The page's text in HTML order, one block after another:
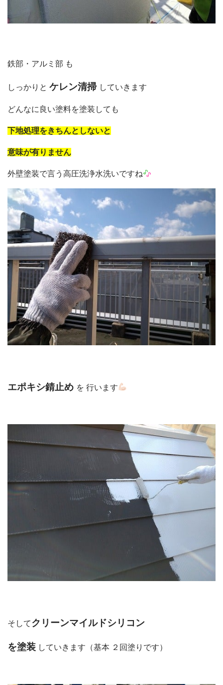
鉄部・アルミ部 も
しっかりと ケレン清掃 していきます
どんなに良い塗料を塗装しても
下地処理をきちんとしないと
意味が有りません
外壁塗装で言う高圧洗浄水洗いですね
エポキシ錆止め を 行います
そしてクリーンマイルドシリコン
を塗装 していきます（基本 ２回塗りです）